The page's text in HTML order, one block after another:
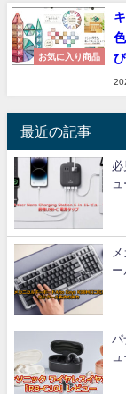
お気に入り商品
最近の記事
必
ー
パ